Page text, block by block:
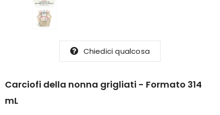
Chiedici qualcosa
Carciofi della nonna grigliati - Formato 314
mL